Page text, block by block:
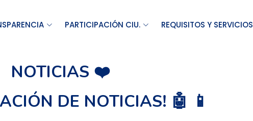
PARTICIPACIÓN CIU. REQUISITOS Y SERVICIOS
NOTICIAS ❤️
DE NOTICIAS! 🤖 📱